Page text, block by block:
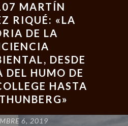
MARTÍN
RIQUÉ: «LA
DE LA
DESDE
DEL HUMO DE
HASTA
6, 2019